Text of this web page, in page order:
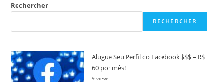
Rechercher
RECHERCHER
Alugue Seu Perfil do Facebook $$$ – R$
60 por mês!
9 views